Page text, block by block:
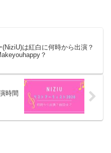
(NiziU)は紅白に何時から出演？
？
時間